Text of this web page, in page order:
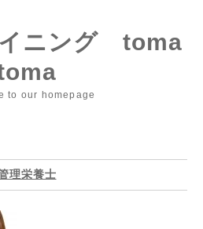
ニング toma
to our homepage
理栄養士